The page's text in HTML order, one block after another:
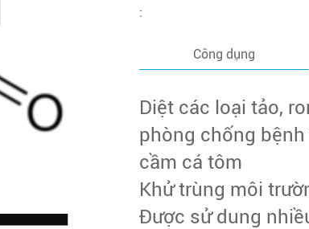
:
Công dụng
Diệt các loại tảo,
phòng chống
cầm cá tôm
Khử trùng môi
Được sử dung